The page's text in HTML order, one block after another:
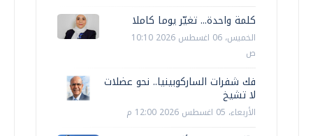
كلمة واحدة... تغيّر يوما كاملا
الخميس، 06 اغسطس 2026 10:10
ص
فك شفرات الساركوبينيا.. نحو عضلات
لا تشيخ
الأربعاء، 05 اغسطس 2026 12:00 م